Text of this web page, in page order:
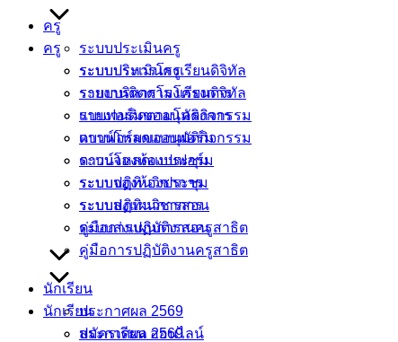
ครู
ระบบประเมินครู
ระบบบริหารโรงเรียนดิจิทัล
รายงานติดตามโครงการ
เเบบฟอร์มขออนุมัติกิจกรรม
ดาวน์โหลดแบบฟอร์ม
ระบบจองห้องประชุม
ระบบปฏิทินวิชาการ
ระบบส่งแผนการสอน
คู่มือการปฏิบัติงานครูสาธิต
นักเรียน
ประกาศผล 2569
ครู
ระบบประเมินครู
ระบบบริหารโรงเรียนดิจิทัล
รายงานติดตามโครงการ
เเบบฟอร์มขออนุมัติกิจกรรม
ดาวน์โหลดแบบฟอร์ม
ระบบจองห้องประชุม
ระบบปฏิทินวิชาการ
ระบบส่งแผนการสอน
คู่มือการปฏิบัติงานครูสาธิต
นักเรียน
ประกาศผล 2569
สมัครเรียน ออนไลน์